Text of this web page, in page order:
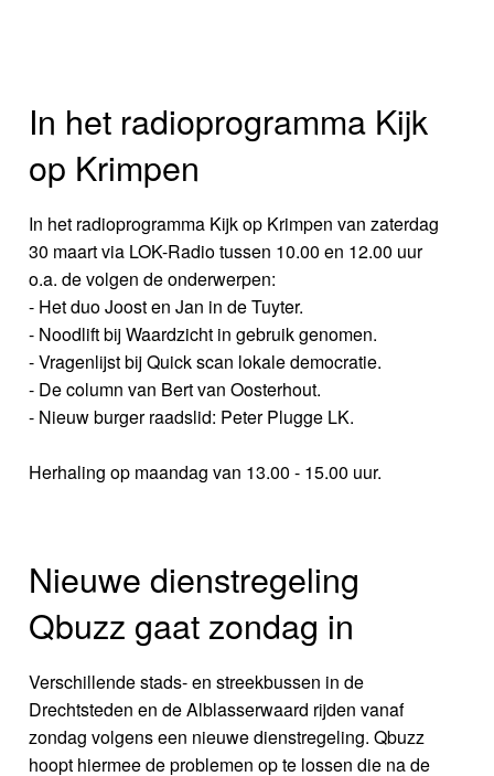
In het radioprogramma Kijk
op Krimpen
In het radioprogramma Kijk op Krimpen van zaterdag
30 maart via LOK-Radio tussen 10.00 en 12.00 uur
o.a. de volgen de onderwerpen:
- Het duo Joost en Jan in de Tuyter.
- Noodlift bij Waardzicht in gebruik genomen.
- Vragenlijst bij Quick scan lokale democratie.
- De column van Bert van Oosterhout.
- Nieuw burger raadslid: Peter Plugge LK.
Herhaling op maandag van 13.00 - 15.00 uur.
Nieuwe dienstregeling
Qbuzz gaat zondag in
Verschillende stads- en streekbussen in de
Drechtsteden en de Alblasserwaard rijden vanaf
zondag volgens een nieuwe dienstregeling. Qbuzz
hoopt hiermee de problemen op te lossen die na de